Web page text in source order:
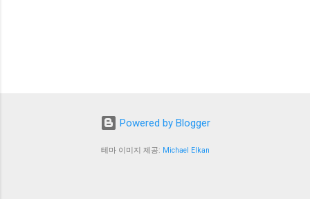
Powered by Blogger
테마 이미지 제공: Michael Elkan